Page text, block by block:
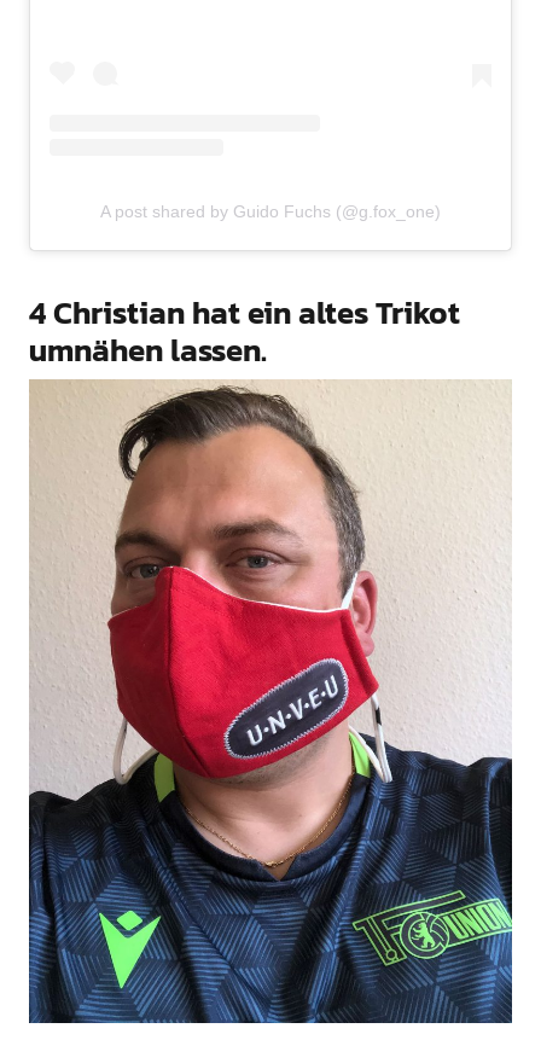
A post shared by Guido Fuchs (@g.fox_one)
4 Christian hat ein altes Trikot
umnähen lassen.